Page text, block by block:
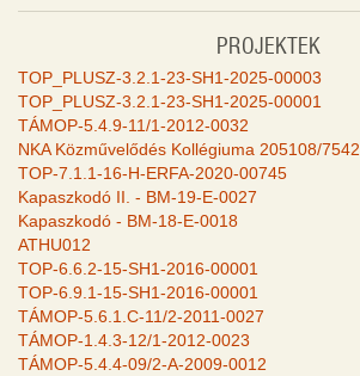
PROJEKTEK
TOP_PLUSZ-3.2.1-23-SH1-2025-00003
TOP_PLUSZ-3.2.1-23-SH1-2025-00001
TÁMOP-5.4.9-11/1-2012-0032
NKA Közművelődés Kollégiuma 205108/7542
TOP-7.1.1-16-H-ERFA-2020-00745
Kapaszkodó II. - BM-19-E-0027
Kapaszkodó - BM-18-E-0018
ATHU012
TOP-6.6.2-15-SH1-2016-00001
TOP-6.9.1-15-SH1-2016-00001
TÁMOP-5.6.1.C-11/2-2011-0027
TÁMOP-1.4.3-12/1-2012-0023
TÁMOP-5.4.4-09/2-A-2009-0012